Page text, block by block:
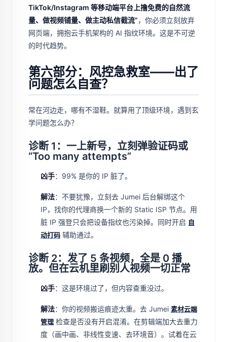
TikTok/Instagram 等移动端平台上撸免费的自然流
量、做视频铺量、做主动私信截流”，你必须立刻放弃
网页端，拥抱云手机架构的 AI 指纹环境。这是不可逆
的时代趋势。
第六部分：风控急救室——出了
问题怎么自查？
常在河边走，哪有不湿鞋。就算用了顶级环境，遇到玄
学问题怎么办？
诊断 1：一上新号，立刻弹验证码或
“Too many attempts”
凶手：99% 是你的 IP 脏了。
解法：不要犹豫，立刻去 Jumei 后台解绑这个
IP，找你的代理商换一个新的 Static ISP 节点。用
脏 IP 强登只会把设备指纹也污染掉。同时开启 自
动打码 辅助通过。
诊断 2：发了 5 条视频，全是 0 播
放。但在云机里刷别人视频一切正常
凶手：这是环境过了，但内容查重没过。
解法：你的视频搬运痕迹太重。去 Jumei 素材云端
管理 检查是否没有开启混淆。在剪辑端加大去重力
度（画中画、非线性变速、去环境音）。试着在云